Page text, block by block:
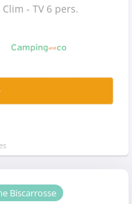
- TV 6 pers.
Biscarrosse